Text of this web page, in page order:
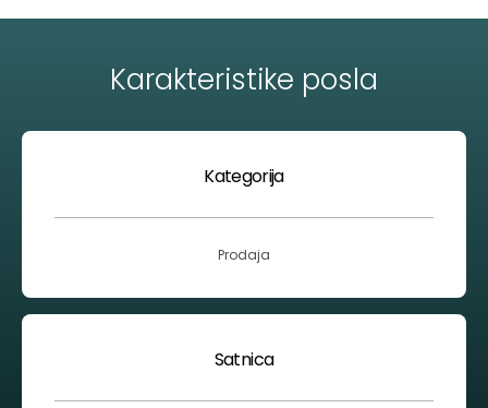
Karakteristike posla
Kategorija
Prodaja
Satnica